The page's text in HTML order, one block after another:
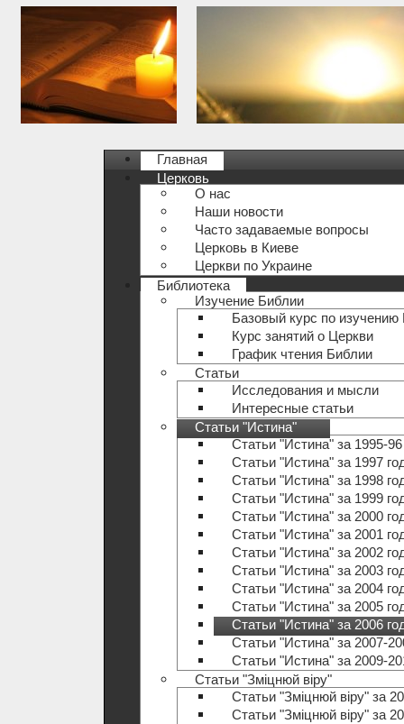
Главная
Церковь
О нас
Наши новости
Часто задаваемые вопросы
Церковь в Киеве
Церкви по Украине
Библиотека
Изучение Библии
Базовый курс по изучению
Курс занятий о Церкви
График чтения Библии
Статьи
Исследования и мысли
Интересные статьи
Статьи "Истина"
Статьи "Истина" за 1995-
Статьи "Истина" за 1997
Статьи "Истина" за 1998
Статьи "Истина" за 1999
Статьи "Истина" за 2000
Статьи "Истина" за 2001
Статьи "Истина" за 2002
Статьи "Истина" за 2003
Статьи "Истина" за 2004
Статьи "Истина" за 2005
Статьи "Истина" за 2006
Статьи "Истина" за 2007-
Статьи "Истина" за 2009-
Статьи "Зміцнюй віру"
Статьи "Зміцнюй віру" за
Статьи "Зміцнюй віру" за